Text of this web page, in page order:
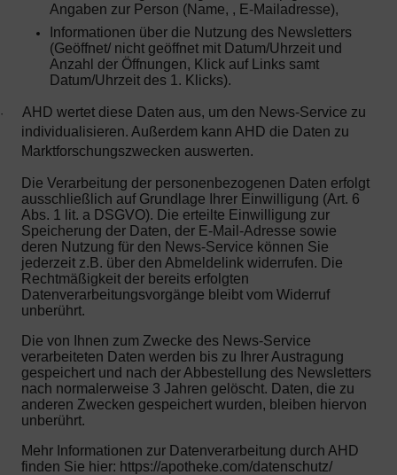
Angaben zur Person (Name, , E-Mailadresse),
Informationen über die Nutzung des Newsletters
(Geöffnet/ nicht geöffnet mit Datum/Uhrzeit und
Anzahl der Öffnungen, Klick auf Links samt
Datum/Uhrzeit des 1. Klicks).
·
AHD wertet diese Daten aus, um den News-Service zu
individualisieren. Außerdem kann AHD die Daten zu
Marktforschungszwecken auswerten.
Die Verarbeitung der personenbezogenen Daten erfolgt
ausschließlich auf Grundlage Ihrer Einwilligung (Art. 6
Abs. 1 lit. a DSGVO). Die erteilte Einwilligung zur
Speicherung der Daten, der E-Mail-Adresse sowie
deren Nutzung für den News-Service können Sie
jederzeit z.B. über den Abmeldelink widerrufen. Die
Rechtmäßigkeit der bereits erfolgten
Datenverarbeitungsvorgänge bleibt vom Widerruf
unberührt.
Die von Ihnen zum Zwecke des News-Service
verarbeiteten Daten werden bis zu Ihrer Austragung
gespeichert und nach der Abbestellung des Newsletters
nach normalerweise 3 Jahren gelöscht. Daten, die zu
anderen Zwecken gespeichert wurden, bleiben hiervon
unberührt.
Mehr Informationen zur Datenverarbeitung durch AHD
finden Sie hier: https://apotheke.com/datenschutz/